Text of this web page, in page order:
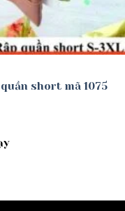
short mã 1075